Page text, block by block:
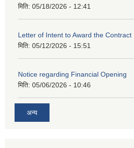
मिति: 05/18/2026 - 12:41
Letter of Intent to Award the Contract
मिति: 05/12/2026 - 15:51
Notice regarding Financial Opening
मिति: 05/06/2026 - 10:46
अन्य